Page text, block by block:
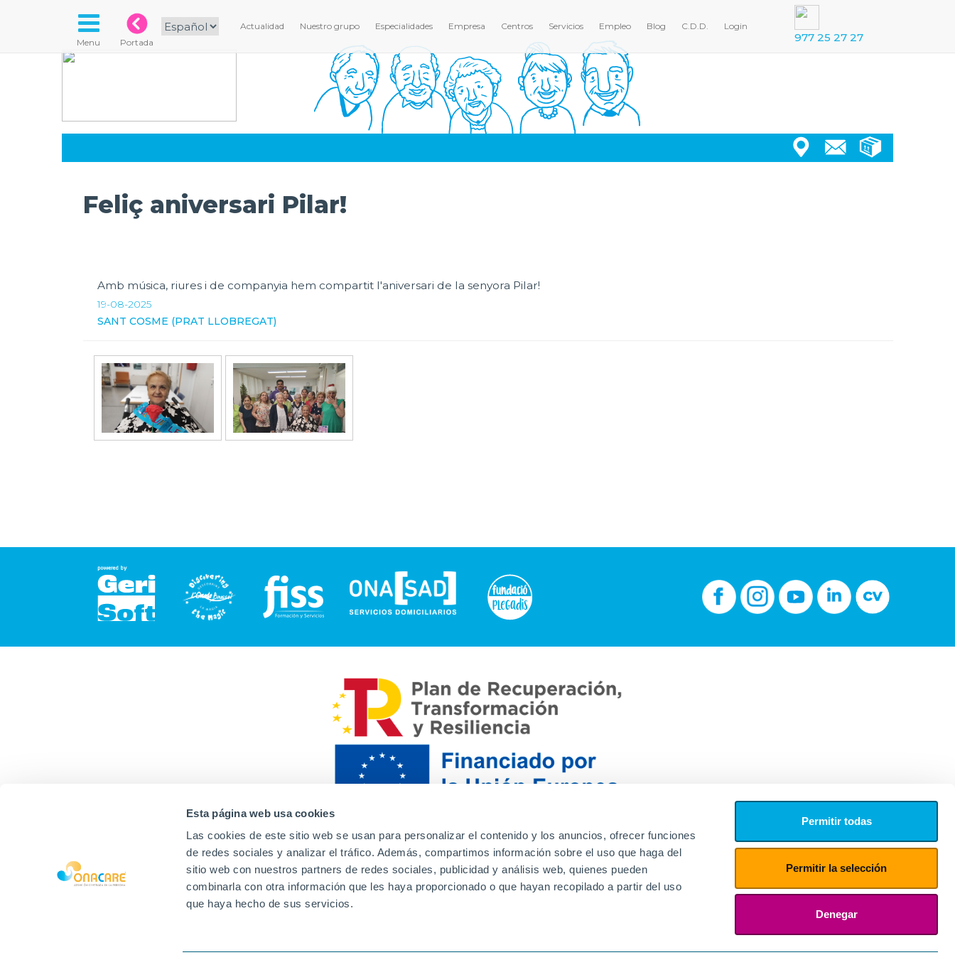
Esta página web usa cookies
Las cookies de este sitio web se usan para personalizar el contenido y los anuncios, ofrecer funciones
de redes sociales y analizar el tráfico. Además, compartimos información sobre el uso que haga del
sitio web con nuestros partners de redes sociales, publicidad y análisis web, quienes pueden
combinarla con otra información que les haya proporcionado o que hayan recopilado a partir del uso
que haya hecho de sus servicios.
Permitir todas
Permitir la selección
Denegar
Actualidad Nuestro grupo Especialidades Empresa Centros Servicios Empleo Blog C.D.D. Login
977 25 27 27
Menu Portada
Feliç aniversari Pilar!
Amb música, riures i de companyia hem compartit l'aniversari de la senyora Pilar!
19-08-2025
SANT COSME (PRAT LLOBREGAT)
Contacto Canal de denuncias Envia tu CV
Proveedores
Aviso Legal